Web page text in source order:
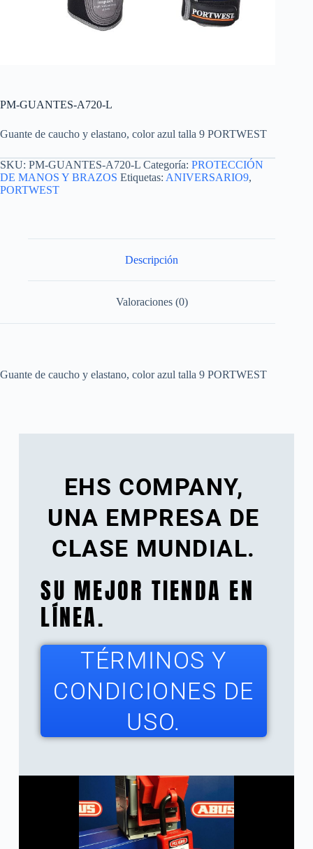
PM-GUANTES-A720-L
Guante de caucho y elastano, color azul talla 9 PORTWEST
SKU: PM-GUANTES-A720-L Categoría: PROTECCIÓN
DE MANOS Y BRAZOS Etiquetas: ANIVERSARIO9,
PORTWEST
Descripción
Valoraciones (0)
Guante de caucho y elastano, color azul talla 9 PORTWEST
EHS COMPANY,
UNA EMPRESA DE
CLASE MUNDIAL.
SU MEJOR TIENDA EN
LÍNEA.
TÉRMINOS Y
CONDICIONES DE
USO.